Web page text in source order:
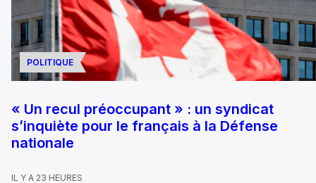
POLITIQUE
« Un recul préoccupant » : un syndicat
s’inquiète pour le français à la Défense
nationale
IL Y A 23 HEURES